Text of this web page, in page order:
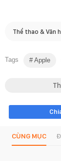
Thể thao & Văn
Tags Apple
CÙNG MỤC